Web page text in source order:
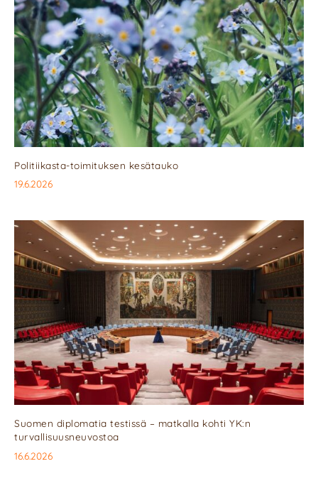
Politiikasta-toimituksen kesätauko
19.6.2026
Suomen diplomatia testissä – matkalla kohti YK:n
turvallisuusneuvostoa
16.6.2026